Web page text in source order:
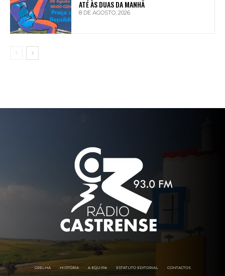
ATÉ ÀS DUAS DA MANHÃ
8 DE AGOSTO, 2026
GRELHA HISTÓRIA A EQUIPA ESTATUTO EDITORIAL CONTACTOS